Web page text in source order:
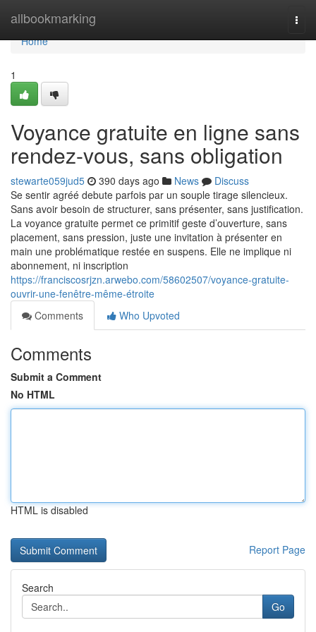
allbookmarking
Home
Home
1
Voyance gratuite en ligne sans
rendez-vous, sans obligation
stewarte059jud5 390 days ago News
Discuss
Se sentir agréé debute parfois par un souple tirage silencieux.
Sans avoir besoin de structurer, sans présenter, sans justification.
La voyance gratuite permet ce primitif geste d’ouverture, sans
placement, sans pression, juste une invitation à présenter en
main une problématique restée en suspens. Elle ne implique ni
abonnement, ni inscription
https://franciscosrjzn.arwebo.com/58602507/voyance-gratuite-
ouvrir-une-fenêtre-même-étroite
Comments
Who Upvoted
Comments
Submit a Comment
No HTML
HTML is disabled
Report Page
Search
Go